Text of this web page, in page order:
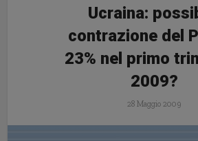
Ucraina:
contrazione del
23% nel primo
2009?
28 Maggio 2009